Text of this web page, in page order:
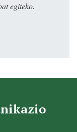
egiteko.